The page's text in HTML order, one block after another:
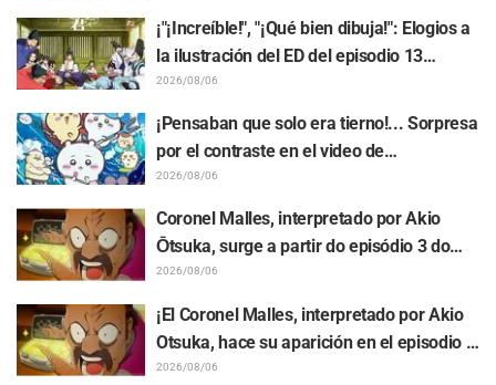
comentarios como: "Anya se está
derritiendo"
¡"¡Increíble!", "¡Qué bien dibuja!": Elogios a
la ilustración del ED del episodio 13
realizada por Asaki Yuikawa, actriz de voz
del protagonista de "The Elusive Samurai"
2026/08/06
¡Pensaban que solo era tierno!... Sorpresa
por el contraste en el video de
preparación previa al estreno de la
película de "Chiikawa": "Es más crudo de
lo imaginado", "Hablan puro de trabajo"
2026/08/06
Coronel Malles, interpretado por Akio
Ōtsuka, surge a partir do episódio 3 do
anime de TV "The Ghost in the Shell"!
Comentário do elenco e arte final são
revelados
2026/08/06
¡El Coronel Malles, interpretado por Akio
Otsuka, hace su aparición en el episodio 3
del anime de TV "The Ghost in the Shell"!
2026/08/06